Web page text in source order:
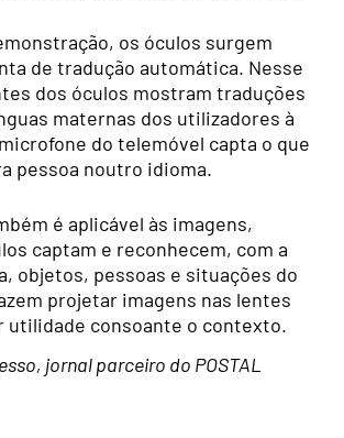
os óculos surgem
de tradução automática. Nesse
dos óculos mostram traduções
maternas dos utilizadores à
do telemóvel capta o que
pessoa noutro idioma.
é aplicável às imagens,
captam e reconhecem, com a
objetos, pessoas e situações do
projetar imagens nas lentes
utilidade consoante o contexto.
jornal parceiro do POSTAL